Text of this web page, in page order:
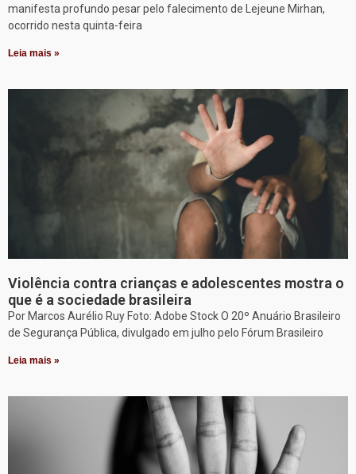
manifesta profundo pesar pelo falecimento de Lejeune Mirhan,
ocorrido nesta quinta-feira
Leia mais »
Violência contra crianças e adolescentes mostra o
que é a sociedade brasileira
Por Marcos Aurélio Ruy Foto: Adobe Stock O 20º Anuário Brasileiro
de Segurança Pública, divulgado em julho pelo Fórum Brasileiro
Leia mais »